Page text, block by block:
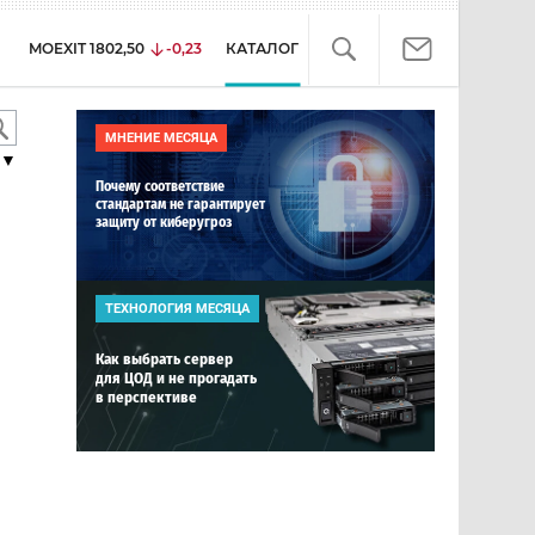
MOEXIT 1802,50 -0,23 КАТАЛОГ
МНЕНИЕ МЕСЯЦА
Почему соответствие
стандартам не гарантирует
защиту от киберугроз
ТЕХНОЛОГИЯ МЕСЯЦА
Как выбрать сервер
для ЦОД и не прогадать
в перспективе